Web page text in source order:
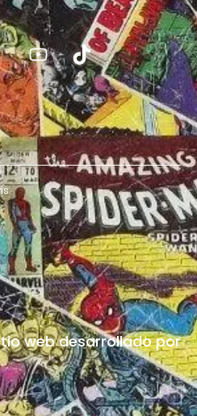
web desarrollado por